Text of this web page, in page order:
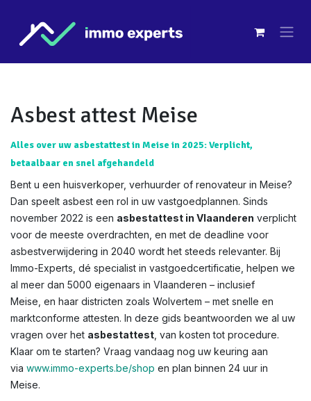
Asbest attest Meise
Alles over uw asbestattest in Meise in 2025: Verplicht,
betaalbaar en snel afgehandeld
Bent u een huisverkoper, verhuurder of renovateur in Meise?
Dan speelt asbest een rol in uw vastgoedplannen. Sinds
november 2022 is een asbestattest in Vlaanderen verplicht
voor de meeste overdrachten, en met de deadline voor
asbestverwijdering in 2040 wordt het steeds relevanter. Bij
Immo-Experts, dé specialist in vastgoedcertificatie, helpen we
al meer dan 5000 eigenaars in Vlaanderen – inclusief
Meise, en haar districten zoals Wolvertem – met snelle en
marktconforme attesten. In deze gids beantwoorden we al uw
vragen over het asbestattest , van kosten tot procedure.
Klaar om te starten? Vraag vandaag nog uw keuring aan
via www.immo-experts.be/shop en plan binnen 24 uur in
Meise.